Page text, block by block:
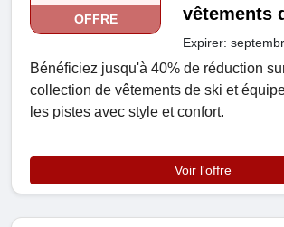
OFFRE
vêtements
Expirer:
Bénéficiez jusqu'à 40% de réduction
collection de vêtements de ski et
les pistes avec style et confort.
Voir l'offre